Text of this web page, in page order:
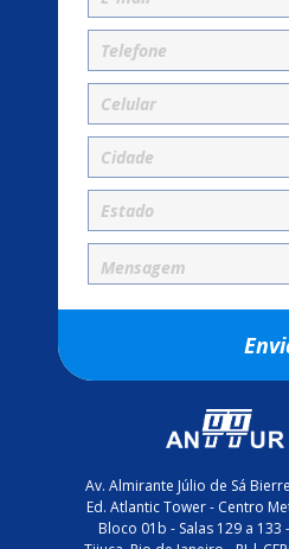
Av. Almirante Júlio de Sá
Ed. Atlantic Tower - Centro
Bloco 01b - Salas 129 a 133